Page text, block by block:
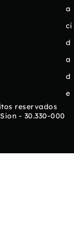
a
ci
d
a
d
e
reservados
- 30.330-000